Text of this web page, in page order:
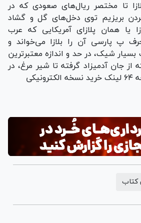
تا مختصر ریال‌های صعودی که در
بریزیم توی دخل‌های گل و گشاد
یا همان پلازای آمریکایی که عرب
پ پارسی آن را بلازا می‌خواند و
شیک، در حد و اندازه معتبرترین
از جان آدمیزاد گرفته تا شیر مرغ، در
کتاب